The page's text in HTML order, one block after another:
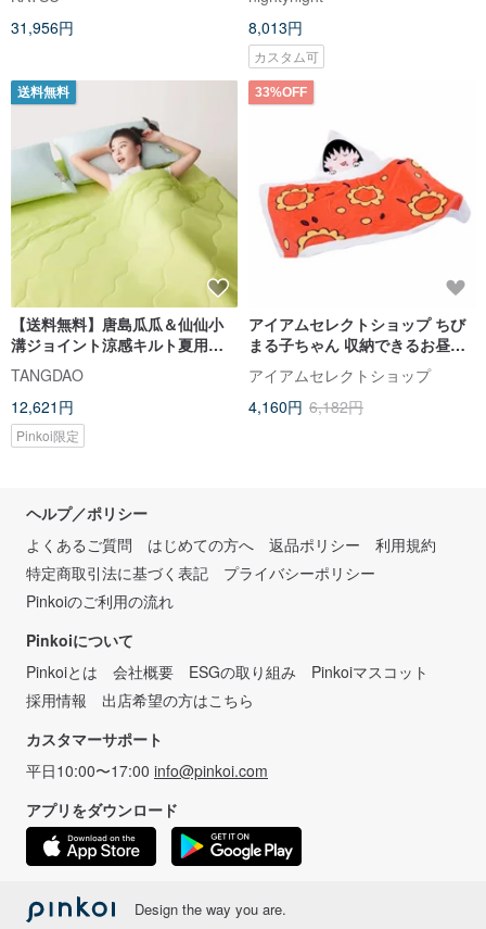
31,956円
スタマイズ可能
8,013円
カスタム可
送料無料
【送料無料】唐島瓜瓜＆仙仙小
溝ジョイント涼感キルト夏用涼
感キルトダブル寝心地
TANGDAO
12,621円
Pinkoi限定
33%OFF
アイアムセレクトショップ ちび
まる子ちゃん 収納できるお昼寝
ポンチョ 毛布 お昼寝ブランケッ
ト ミニブランケット 掛け布団
アイアムセレクトショップ
4,160円 6,182円
ヘルプ／ポリシー
よくあるご質問
はじめての方へ 返品ポリシー
利用規約
特定商取引法に基づく表記
プライバシーポリシー
Pinkoiのご利用の流れ
Pinkoiについて
Pinkoiとは
会社概要 ESGの取り組み
Pinkoiマスコット
採用情報
出店希望の方はこちら
カスタマーサポート
平日10:00〜17:00 info@pinkoi.com
アプリをダウンロード
Design the way you are.